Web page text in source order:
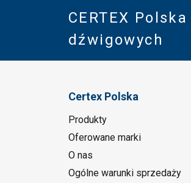
CERTEX
dźwigowych
Certex Polska
Produkty
Oferowane marki
O nas
Ogólne warunki sprzedaży